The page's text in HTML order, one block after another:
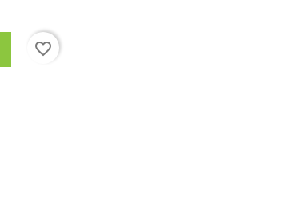
favorite_border